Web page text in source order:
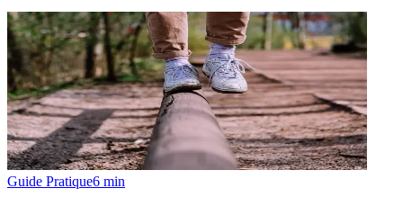
Guide Pratique6 min